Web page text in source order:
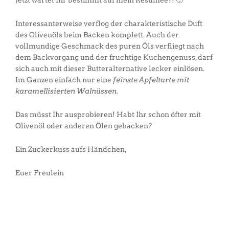
Interessanterweise verflog der charakteristische Duft
des Olivenöls beim Backen komplett. Auch der
vollmundige Geschmack des puren Öls verfliegt nach
dem Backvorgang und der fruchtige Kuchengenuss, darf
sich auch mit dieser Butteralternative lecker einlösen.
Im Ganzen einfach nur eine feinste Apfeltarte mit
karamellisierten Walnüssen.
Das müsst Ihr ausprobieren! Habt Ihr schon öfter mit
Olivenöl oder anderen Ölen gebacken?
Ein Zuckerkuss aufs Händchen,
Euer Freulein